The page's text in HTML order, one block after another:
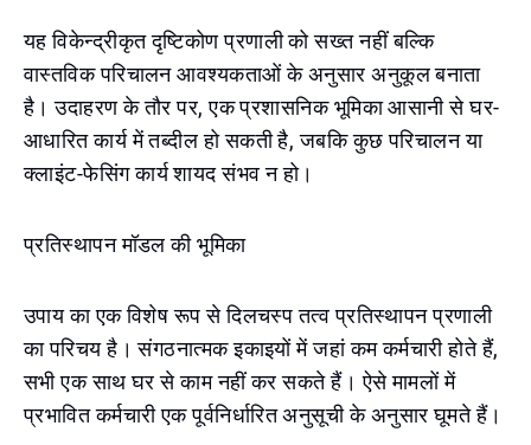
यह विकेन्द्रीकृत दृष्टिकोण प्रणाली को सख्त नहीं बल्कि
वास्तविक परिचालन आवश्यकताओं के अनुसार अनुकूल बनाता
है। उदाहरण के तौर पर, एक प्रशासनिक भूमिका आसानी से घर-
आधारित कार्य में तब्दील हो सकती है, जबकि कुछ परिचालन या
क्लाइंट-फेसिंग कार्य शायद संभव न हो।
प्रतिस्थापन मॉडल की भूमिका
उपाय का एक विशेष रूप से दिलचस्प तत्व प्रतिस्थापन प्रणाली
का परिचय है। संगठनात्मक इकाइयों में जहां कम कर्मचारी होते हैं,
सभी एक साथ घर से काम नहीं कर सकते हैं। ऐसे मामलों में
प्रभावित कर्मचारी एक पूर्वनिर्धारित अनुसूची के अनुसार घूमते हैं।